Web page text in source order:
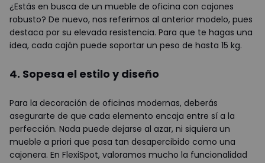
¿Estás en busca de un mueble de oficina con cajones
robusto? De nuevo, nos referimos al anterior modelo, pues
destaca por su elevada resistencia. Para que te hagas una
idea, cada cajón puede soportar un peso de hasta 15 kg.
4. Sopesa el estilo y diseño
Para la decoración de oficinas modernas, deberás
asegurarte de que cada elemento encaja entre sí a la
perfección. Nada puede dejarse al azar, ni siquiera un
mueble a priori que pasa tan desapercibido como una
cajonera. En FlexiSpot, valoramos mucho la funcionalidad